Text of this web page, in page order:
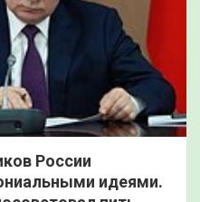
России
идеями.